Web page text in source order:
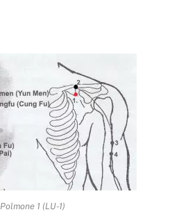
Polmone 1 (LU-1)